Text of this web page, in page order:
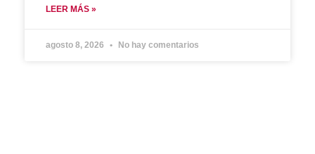
LEER MÁS »
agosto 8, 2026 No hay comentarios